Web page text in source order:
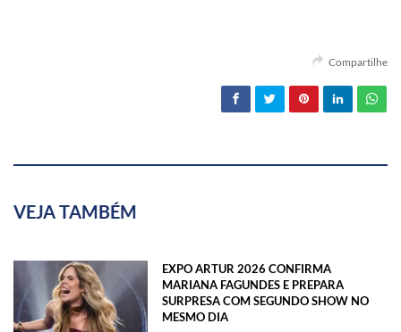
Compartilhe
VEJA TAMBÉM
EXPO ARTUR 2026 CONFIRMA
MARIANA FAGUNDES E PREPARA
SURPRESA COM SEGUNDO SHOW NO
MESMO DIA